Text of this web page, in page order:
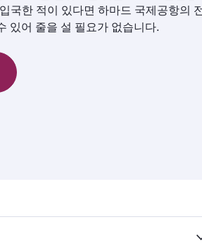
국한 적이 있다면 하마드 국제공항의
줄을 설 필요가 없습니다.